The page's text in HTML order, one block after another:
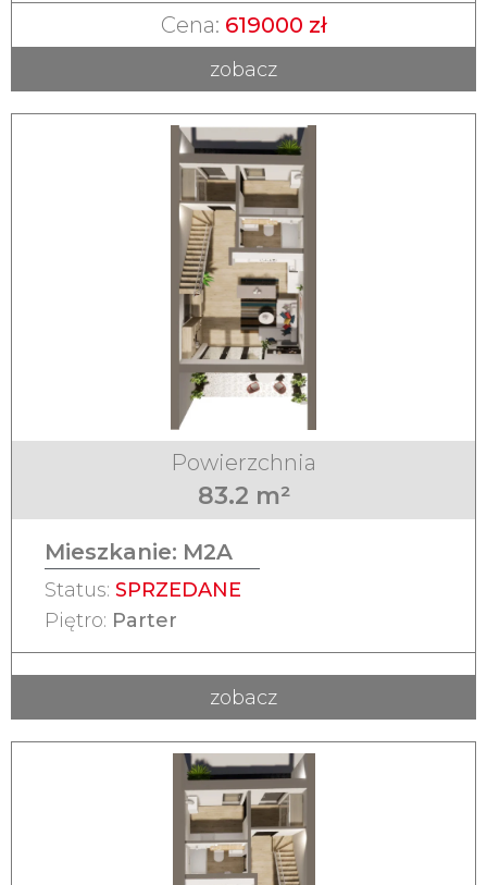
Cena: 619000 zł
zobacz
Powierzchnia
83.2 m²
Mieszkanie: M2A
Status: SPRZEDANE
Piętro: Parter
zobacz